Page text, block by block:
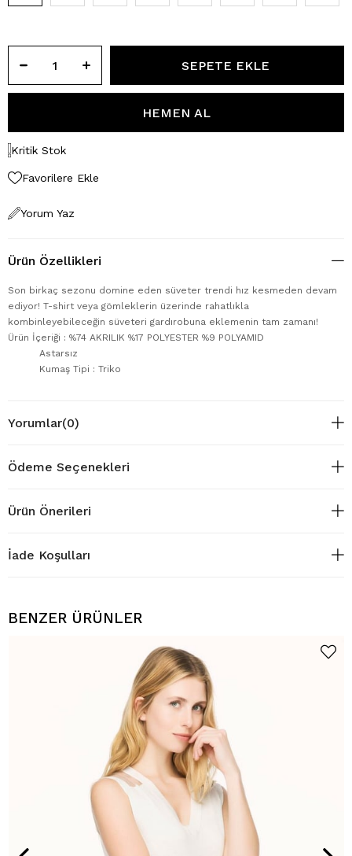
Kritik Stok
Favorilere Ekle
Yorum Yaz
Ürün Özellikleri
Son birkaç sezonu domine eden süveter trendi hız kesmeden devam
ediyor! T-shirt veya gömleklerin üzerinde rahatlıkla
kombinleyebileceğin süveteri gardırobuna eklemenin tam zamanı!
Ürün İçeriği : %74 AKRILIK %17 POLYESTER %9 POLYAMID
Astarsız
Kumaş Tipi : Triko
Yorumlar(0)
Ödeme Seçenekleri
Ürün Önerileri
İade Koşulları
BENZER ÜRÜNLER